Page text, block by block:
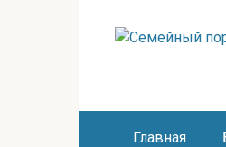
Главная